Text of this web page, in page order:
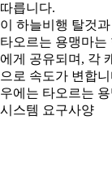
따릅니다.
이 하늘비행 탈것
타오르는 용맹마는
에게 공유되며, 각
으로 속도가 변합
우에는 타오르는
시스템 요구사양